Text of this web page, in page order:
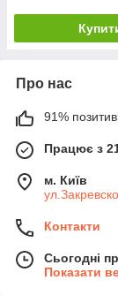
Про нас
91%
Працює з
м. Київ
Контакти
Сьогодні
Показати